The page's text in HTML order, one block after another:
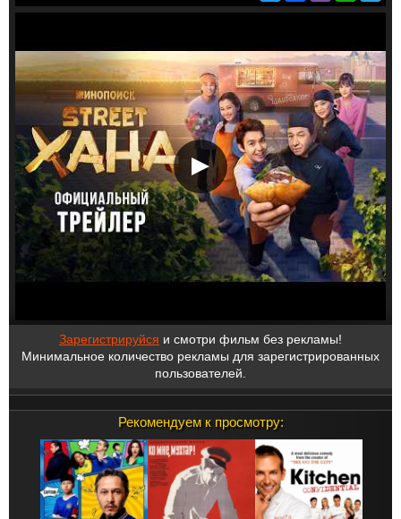
Зарегистрируйся и смотри фильм без рекламы!
Минимальное количество рекламы для зарегистрированных
пользователей.
Рекомендуем к просмотру: